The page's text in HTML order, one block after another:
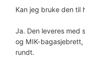
Kan jeg bruke den til
Ja. Den leveres med
og MIK-
rundt.